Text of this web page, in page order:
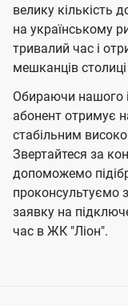
велику кількість
на українському
тривалий час і
мешканців столиці
Обираючи нашого
абонент отримує
стабільним
Звертайтеся за
допоможемо
проконсультуємо
заявку на
час в ЖК "Ліон".